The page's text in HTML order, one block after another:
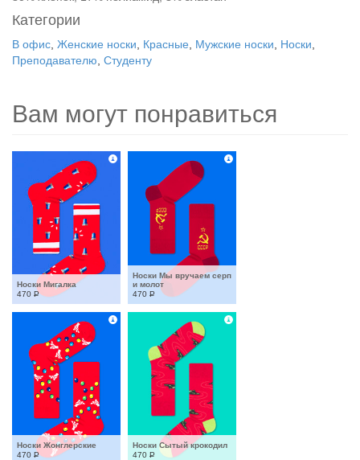
Категории
В офис Женские носки Красные Мужские носки Носки
Преподавателю Студенту
Вам могут понравиться
Носки Мигалка
470 Р
Носки Мы вручаем серп
и молот
470 Р
Носки Жонглерские
470 Р
Носки Сытый крокодил
470 Р